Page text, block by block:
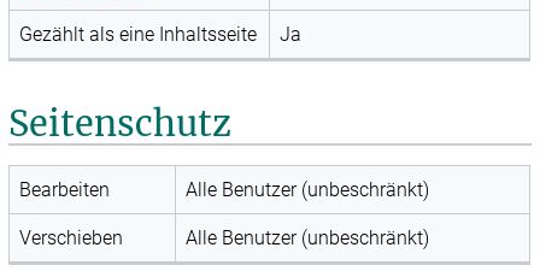
Gezählt als eine Inhaltsseite Ja
Seitenschutz
Bearbeiten Alle Benutzer (unbeschränkt)
Verschieben Alle Benutzer (unbeschränkt)